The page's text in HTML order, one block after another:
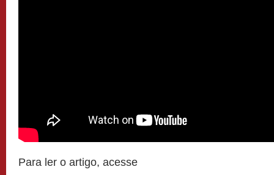
Para ler o artigo, acesse